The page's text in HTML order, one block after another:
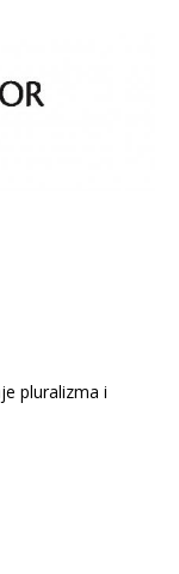
pluralizma i